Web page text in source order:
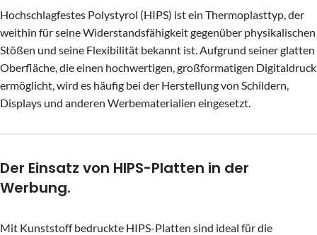
Hochschlagfestes Polystyrol (HIPS) ist ein Thermoplasttyp, der
weithin für seine Widerstandsfähigkeit gegenüber physikalischen
Stößen und seine Flexibilität bekannt ist. Aufgrund seiner glatten
Oberfläche, die einen hochwertigen, großformatigen Digitaldruck
ermöglicht, wird es häufig bei der Herstellung von Schildern,
Displays und anderen Werbematerialien eingesetzt.
Der Einsatz von HIPS-Platten in der
Werbung.
Mit Kunststoff bedruckte HIPS-Platten sind ideal für die